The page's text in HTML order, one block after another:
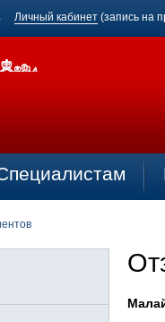
Личный кабинет (запись на